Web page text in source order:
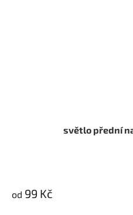
světlo přední
od 99 Kč